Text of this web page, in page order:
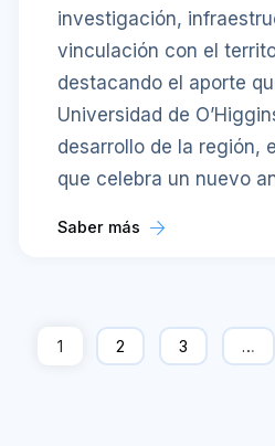
investigación,
vinculación con el
destacando el aporte
Universidad de
desarrollo de la región,
que celebra un nuevo
Saber más
1 2 3 …